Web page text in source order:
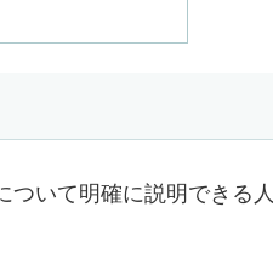
ついて明確に説明できる人